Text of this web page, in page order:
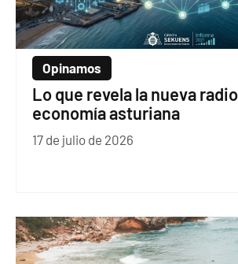
Opinamos
Lo que revela la nueva
economía asturiana
17 de julio de 2026